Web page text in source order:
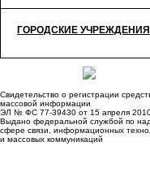
ГОРОДСКИЕ УЧРЕЖДЕНИЯ
Свидетельство о регистрации
массовой информации
ЭЛ № ФС 77-39430 от 15 апреля
Выдано федеральной службой по
сфере связи, информационных
и массовых коммуникаций